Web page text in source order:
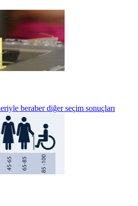
beraber diğer seçim sonuçları